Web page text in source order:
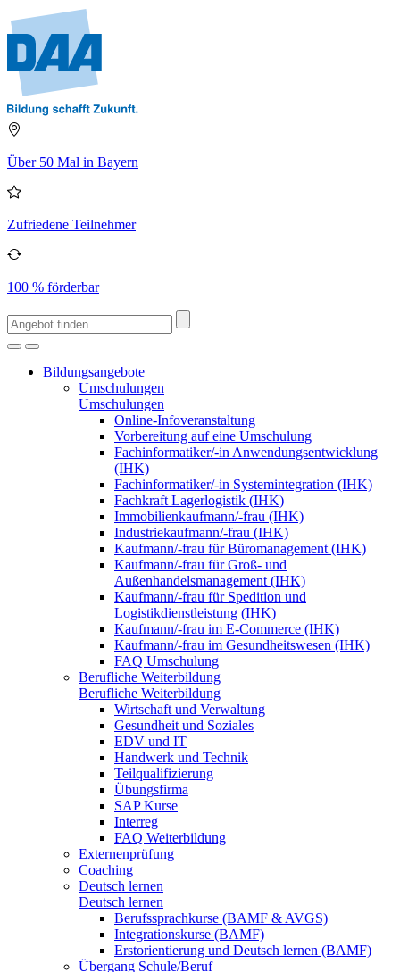
Über 50 Mal in Bayern
Zufriedene Teilnehmer
100 % förderbar
Bildungsangebote
Umschulungen
Umschulungen
Online-Infoveranstaltung
Vorbereitung auf eine Umschulung
Fachinformatiker/-in Anwendungsentwicklung
(IHK)
Fachinformatiker/-in Systemintegration (IHK)
Fachkraft Lagerlogistik (IHK)
Immobilienkaufmann/-frau (IHK)
Industriekaufmann/-frau (IHK)
Kaufmann/-frau für Büromanagement (IHK)
Kaufmann/-frau für Groß- und
Außenhandelsmanagement (IHK)
Kaufmann/-frau für Spedition und
Logistikdienstleistung (IHK)
Kaufmann/-frau im E-Commerce (IHK)
Kaufmann/-frau im Gesundheitswesen (IHK)
FAQ Umschulung
Berufliche Weiterbildung
Berufliche Weiterbildung
Wirtschaft und Verwaltung
Gesundheit und Soziales
EDV und IT
Handwerk und Technik
Teilqualifizierung
Übungsfirma
SAP Kurse
Interreg
FAQ Weiterbildung
Externenprüfung
Coaching
Deutsch lernen
Deutsch lernen
Berufssprachkurse (BAMF & AVGS)
Integrationskurse (BAMF)
Erstorientierung und Deutsch lernen (BAMF)
Übergang Schule/Beruf